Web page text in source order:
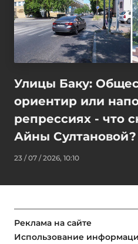
Улицы Баку:
ориентир или
репрессиях - что
Айны
23 / 07 / 2026, 10:10
Реклама на сайте
Использование